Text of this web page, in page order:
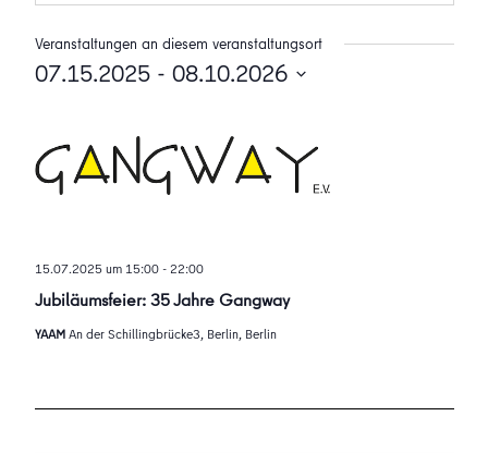
Veranstaltungen an diesem veranstaltungsort
07.15.2025 - 08.10.2026
Jubiläumsfeier: 35 Jahre Gangway
15.07.2025 um 15:00-22:00
YAAMAn der Schillingbrücke3, Berlin, Berlin